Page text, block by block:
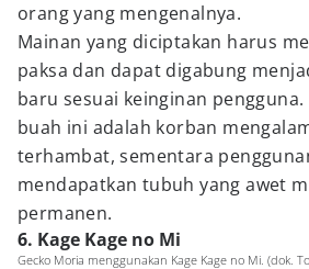
orang yang mengenalnya.
Mainan yang diciptakan harus
paksa dan dapat digabung
baru sesuai keinginan
buah ini adalah korban
terhambat, sementara
mendapatkan tubuh yang awet
permanen.
6. Kage Kage no Mi
Gecko Moria menggunakan Kage Kage no Mi. (dok.